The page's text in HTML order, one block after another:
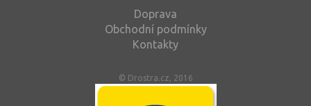
Doprava
Obchodní podmínky
Kontakty
© Drostra.cz, 2016